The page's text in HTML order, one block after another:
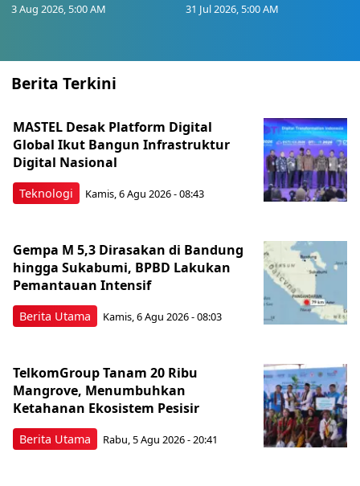
3 Aug 2026, 5:00 AM 31 Jul 2026, 5:00 AM
Berita Terkini
Teknologi
MASTEL Desak Platform Digital
Global Ikut Bangun Infrastruktur
Digital Nasional
Kamis, 6 Agu 2026 - 08:43
Berita Utama
Gempa M 5,3 Dirasakan di Bandung
hingga Sukabumi, BPBD Lakukan
Pemantauan Intensif
Kamis, 6 Agu 2026 - 08:03
Berita Utama
TelkomGroup Tanam 20 Ribu
Mangrove, Menumbuhkan
Ketahanan Ekosistem Pesisir
Rabu, 5 Agu 2026 - 20:41